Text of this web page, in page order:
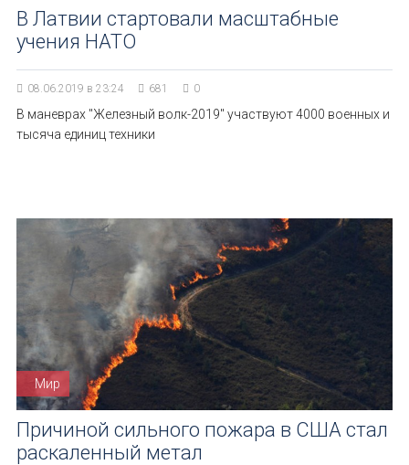
В Латвии стартовали масштабные
учения НАТО
08.06.2019 в 23:24 681 0
В маневрах "Железный волк-2019" участвуют 4000 военных и
тысяча единиц техники
Мир
Причиной сильного пожара в США стал
раскаленный метал